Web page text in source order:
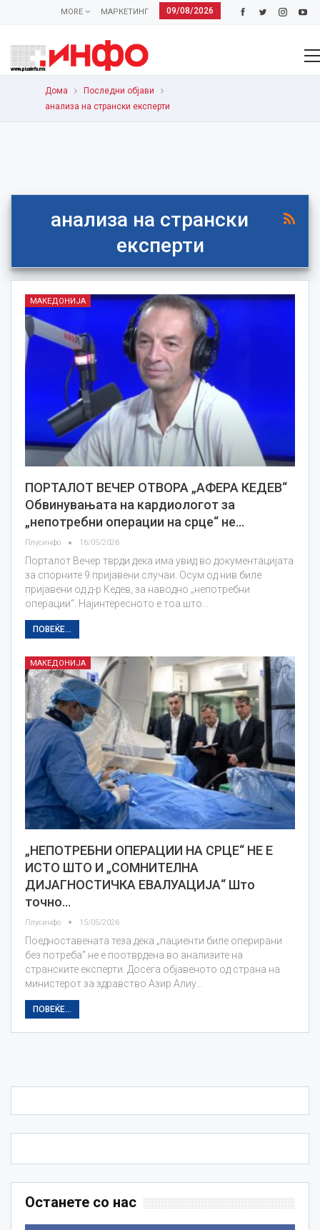
09/08/2026
МАРКЕТИНГ
MORE
Дома
Последни објави
анализа на странски експерти
анализа на странски
експерти
МАКЕДОНИЈА
ПОРТАЛОТ ВЕЧЕР ОТВОРА „АФЕРА КЕДЕВ“
Обвинувањата на кардиологот за
„непотребни операции на срце“ не…
Плусинфо 16/05/2026
Порталот Вечер тврди дека има увид во документацијата
за спорните 9 пријавени случаи. Осум од нив биле
пријавени од д-р Кедев, за наводно „непотребни
операции“. Најинтересното е тоа што…
ПОВЕЌЕ...
МАКЕДОНИЈА
„НЕПОТРЕБНИ ОПЕРАЦИИ НА СРЦЕ“ НЕ Е
ИСТО ШТО И „СОМНИТЕЛНА
ДИЈАГНОСТИЧКА ЕВАЛУАЦИЈА“ Што
точно…
Плусинфо 15/05/2026
Поедноставената теза дека „пациенти биле оперирани
без потреба“ не е поотврдена во анализите на
странските експерти. Досега објавеното од страна на
министерот за здравство Азир Алиу…
ПОВЕЌЕ...
Останете со нас